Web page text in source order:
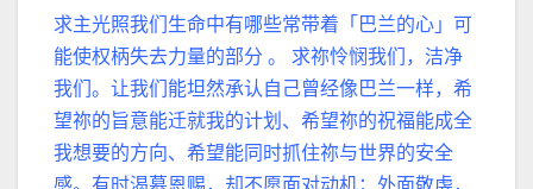
求主光照我们生命中有哪些常带着「巴兰的心」可
能使权柄失去力量的部分 。 求祢怜悯我们，洁净
我们。让我们能坦然承认自己曾经像巴兰一样，希
望祢的旨意能迁就我的计划、希望祢的祝福能成全
我想要的方向、希望能同时抓住祢与世界的安全